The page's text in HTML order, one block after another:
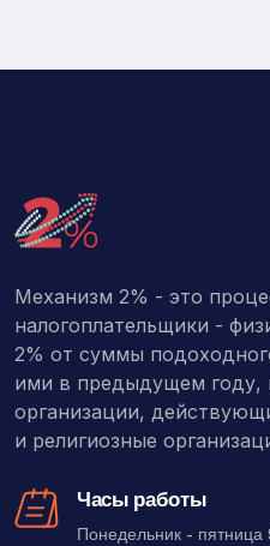
Механизм 2% - это
налогоплательщики -
2% от суммы
ими в предыдущем году,
организации,
и религиозные
Часы работы
Понедельник -